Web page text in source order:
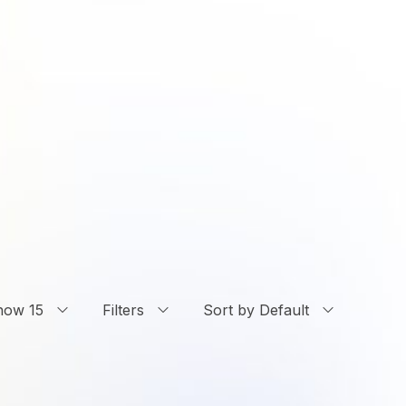
15 Filters Sort by Default